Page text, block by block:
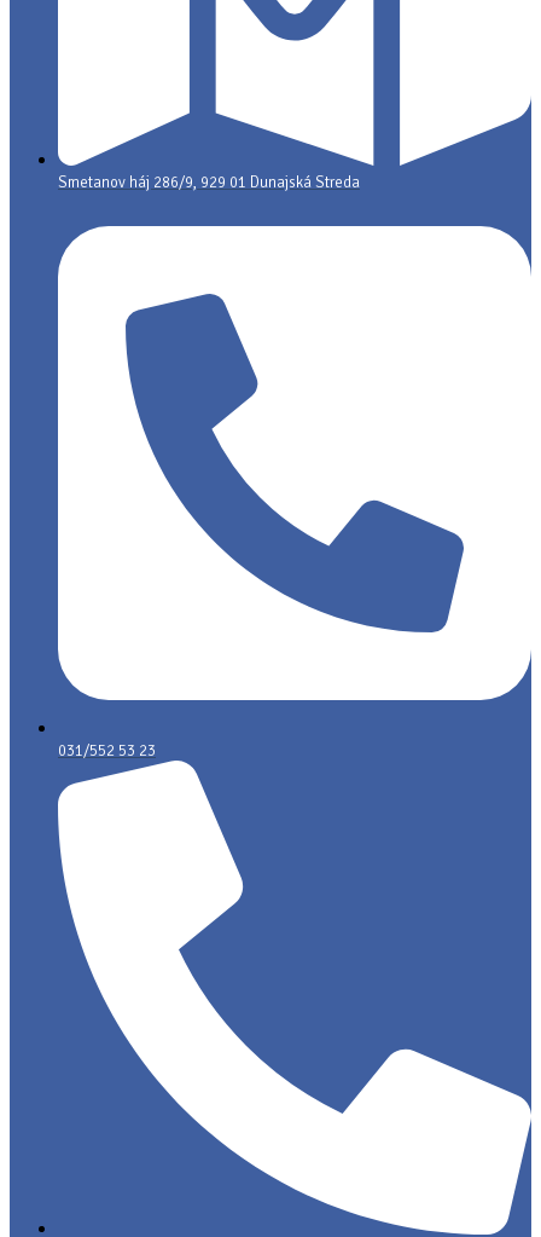
Smetanov háj 286/9, 929 01 Dunajská Streda
031/552 53 23